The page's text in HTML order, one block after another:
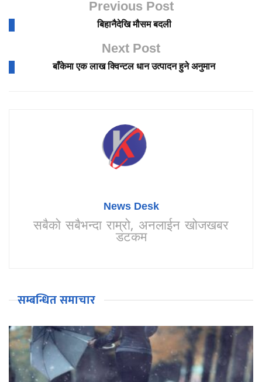
Previous Post
बिहानैदेखि मौसम बदली
Next Post
बाँकेमा एक लाख क्विन्टल धान उत्पादन हुने अनुमान
News Desk
सबैको सबैभन्दा राम्रो, अनलाईन खोजखबर
डटकम
सम्बन्धित समाचार